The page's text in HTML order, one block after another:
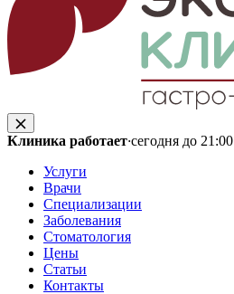
Клиника работает·сегодня до 21:00
Услуги
Врачи
Специализации
Заболевания
Стоматология
Цены
Статьи
Контакты